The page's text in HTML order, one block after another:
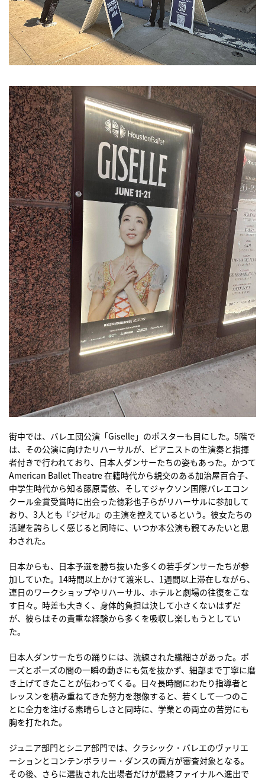
街中では、バレエ団公演「Giselle」のポスターも目にした。5階で
は、その公演に向けたリハーサルが、ピアニストの生演奏と指揮
者付きで行われており、日本人ダンサーたちの姿もあった。かつて
American Ballet Theatre 在籍時代から親交のある加治屋百合子、
中学生時代から知る藤原青依、そしてジャクソン国際バレエコン
クール金賞受賞時に出会った徳彩也子らがリハーサルに参加して
おり、3人とも『ジゼル』の主演を控えているという。彼女たちの
活躍を誇らしく感じると同時に、いつか本公演も観てみたいと思
わされた。
日本からも、日本予選を勝ち抜いた多くの若手ダンサーたちが参
加していた。14時間以上かけて渡米し、1週間以上滞在しながら、
連日のワークショップやリハーサル、ホテルと劇場の往復をこな
す日々。時差も大きく、身体的負担は決して小さくないはずだ
が、彼らはその貴重な経験から多くを吸収し楽しもうとしてい
た。
日本人ダンサーたちの踊りには、洗練された繊細さがあった。ポ
ーズとポーズの間の一瞬の動きにも気を抜かず、細部まで丁寧に磨
き上げてきたことが伝わってくる。日々長時間にわたり指導者と
レッスンを積み重ねてきた努力を想像すると、若くして一つのこ
とに全力を注げる素晴らしさと同時に、学業との両立の苦労にも
胸を打たれた。
ジュニア部門とシニア部門では、クラシック・バレエのヴァリエ
ーションとコンテンポラリー・ダンスの両方が審査対象となる。
その後、さらに選抜された出場者だけが最終ファイナルへ進出で